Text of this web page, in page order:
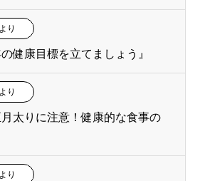
り
健康目標を立てましょう』
り
太りに注意！健康的な食事の
り